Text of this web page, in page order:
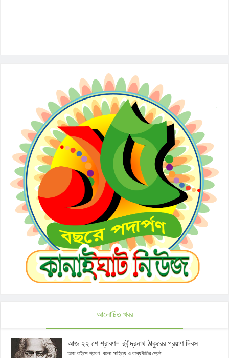
আলোচিত খবর
আজ ২২ শে শ্রাবণ- রবীন্দ্রনাথ ঠাকুরের প্রয়াণ দিবস
আজ বাইশে শ্রাবণ। বাংলা সাহিত্য ও কাব্যগীতির শ্রেষ্ঠ...